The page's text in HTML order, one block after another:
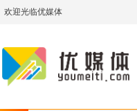
欢迎光临优媒体